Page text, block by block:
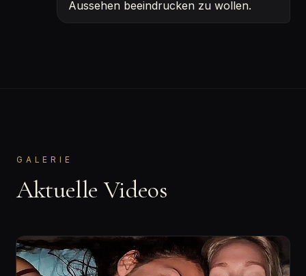
Aussehen beeindrucken zu wollen.
GALERIE
Aktuelle Videos